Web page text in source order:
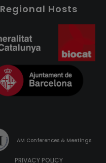
Regional Hosts
AM Conferences & Meetings
PRIVACY POLICY